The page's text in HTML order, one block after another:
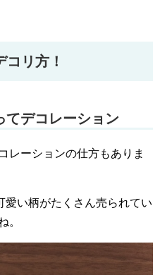
リ方！
てデコレーション
レーションの仕方もありま
愛い柄がたくさん売られてい
。